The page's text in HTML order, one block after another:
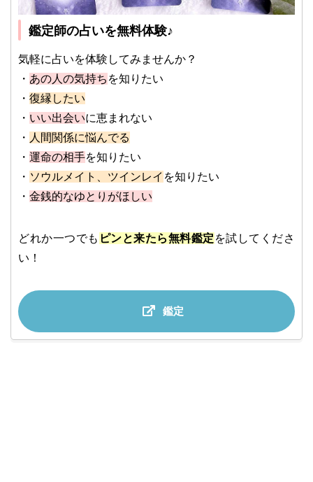
鑑定師の占いを無料体験♪
気軽に占いを体験してみませんか？
・ あの人の気持ち を知りたい
・ 復縁したい
・ いい出会いに恵まれない
・ 人間関係に悩んでる
・ 運命の相手を知りたい
・ ソウルメイト、ツインレイ を知りたい
・ 金銭的なゆとりがほしい
どれか一つでも ピンと来たら無料鑑定 を試してくださ
い！
鑑定